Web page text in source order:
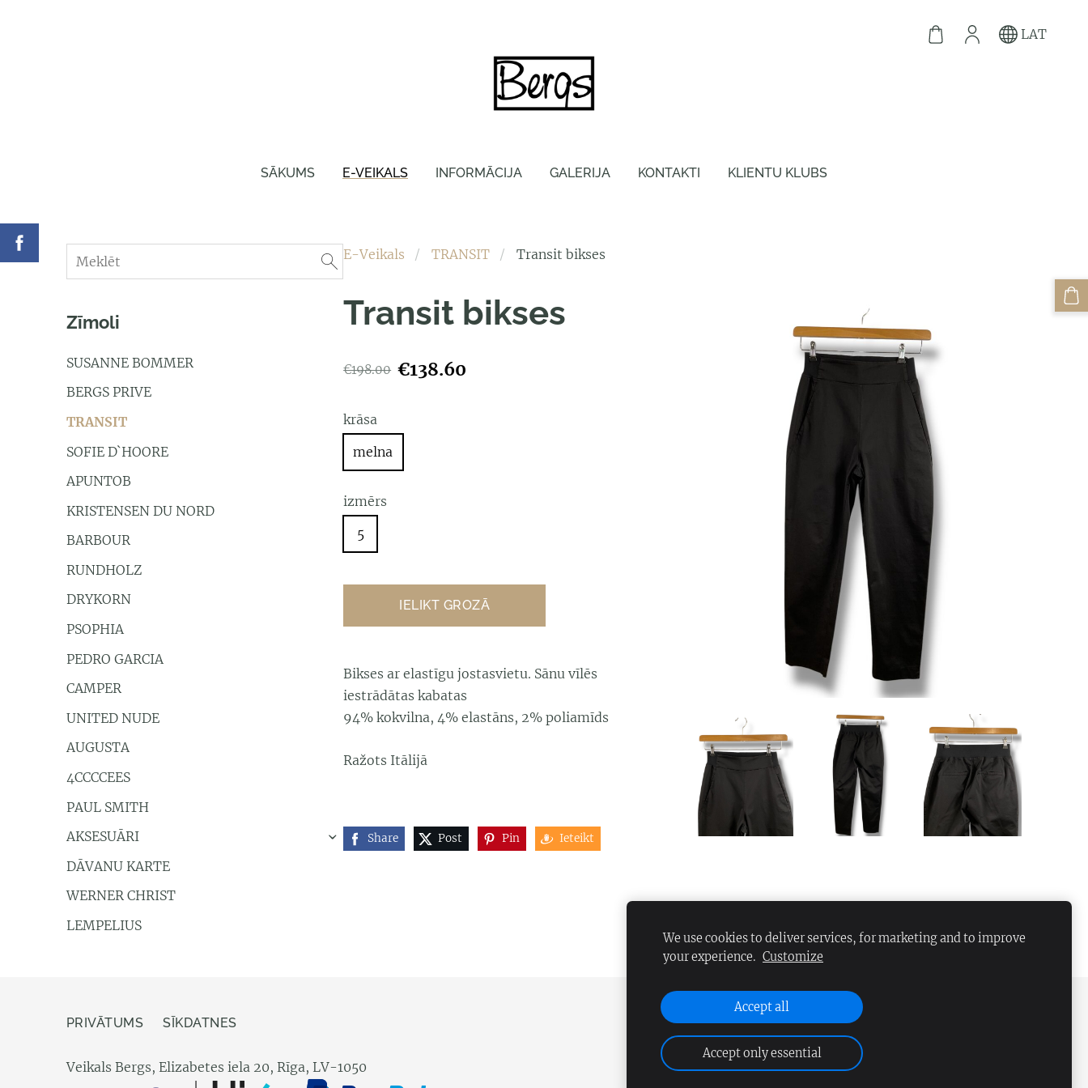
SĀKUMS E-VEIKALS INFORMĀCIJA GALERIJA KONTAKTI KLIENTU KLUBS
LAT
Zīmoli
SUSANNE BOMMER
BERGS PRIVE
TRANSIT
SOFIE D`HOORE
APUNTOB
KRISTENSEN DU NORD
BARBOUR
RUNDHOLZ
DRYKORN
PSOPHIA
PEDRO GARCIA
CAMPER
UNITED NUDE
AUGUSTA
4CCCCEES
PAUL SMITH
AKSESUĀRI
›
DĀVANU KARTE
WERNER CHRIST
LEMPELIUS
E-Veikals TRANSIT Transit bikses
Transit bikses
€198.00 €138.60
krāsa
melna
izmērs
5
IELIKT GROZĀ
Bikses ar elastīgu jostasvietu. Sānu vīlēs
iestrādātas kabatas
94% kokvilna, 4% elastāns, 2% poliamīds
Ražots Itālijā
Share Post Pin Ieteikt
PRIVĀTUMS SĪKDATNES
Veikals Bergs, Elizabetes iela 20, Rīga, LV-1050
We use cookies to deliver services, for marketing and to improve
your experience. Customize
Accept all
Accept only essential